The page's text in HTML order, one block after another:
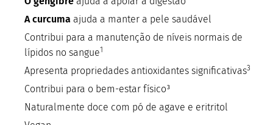
A curcuma ajuda a manter a pele saudável
Contribui para a manutenção de níveis normais de
lípidos no sangue1
Apresenta propriedades antioxidantes significativas3
Contribui para o bem-estar físico³
Naturalmente doce com pó de agave e eritritol